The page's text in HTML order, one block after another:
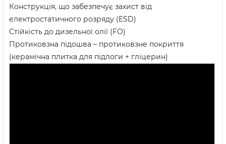
Конструкція, що забезпечує захист від
електростатичного розряду (ESD)
Стійкість до дизельної олії (FO)
Протиковзна підошва – протиковзне покриття
(керамічна плитка для підлоги + гліцерин)